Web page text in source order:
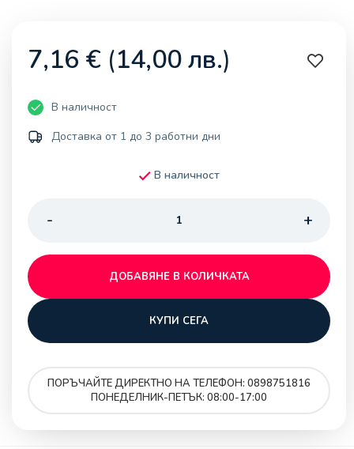
7,16 € (14,00лв.)
В наличност
Доставка от 1 до 3 работни дни
В наличност
ДОБАВЯНЕ В КОЛИЧКАТА
КУПИ СЕГА
ПОРЪЧАЙТЕ ДИРЕКТНО НА ТЕЛЕФОН: 0898751816
ПОНЕДЕЛНИК-ПЕТЪК: 08:00-17:00